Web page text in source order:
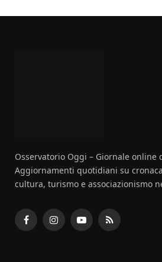
Osservatorio Oggi – Giornale online
Aggiornamenti quotidiani su
cultura, turismo e associazionismo
FacebookInstagramYouTubeRSS